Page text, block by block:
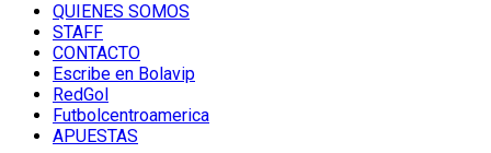
QUIENES SOMOS
STAFF
CONTACTO
Escribe en Bolavip
RedGol
Futbolcentroamerica
APUESTAS